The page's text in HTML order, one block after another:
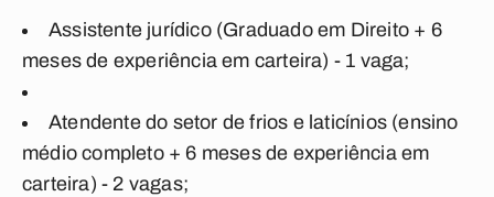
Assistente jurídico (Graduado em Direito + 6
meses de experiência em carteira) - 1 vaga;
Atendente do setor de frios e laticínios (ensino
médio completo + 6 meses de experiência em
carteira) - 2 vagas;